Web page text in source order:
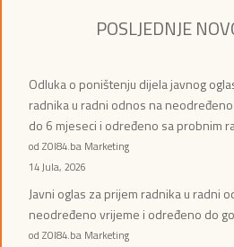
POSLJEDNJE
Odluka o poništenju dijela javnog
radnika u radni odnos na
do 6 mjeseci i određeno sa probnim
od ZOI84.ba Marketing
14 Jula, 2026
Javni oglas za prijem radnika u radni
neodređeno vrijeme i određeno do
od ZOI84.ba Marketing